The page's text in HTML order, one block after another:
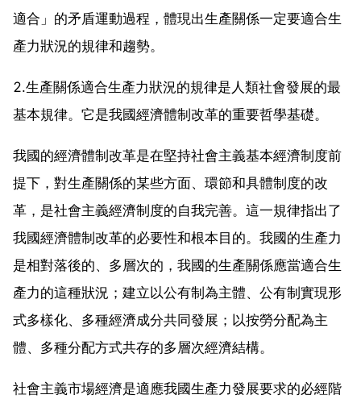
適合」的矛盾運動過程，體現出生產關係一定要適合生
產力狀況的規律和趨勢。
2.生產關係適合生產力狀況的規律是人類社會發展的最
基本規律。它是我國經濟體制改革的重要哲學基礎。
我國的經濟體制改革是在堅持社會主義基本經濟制度前
提下，對生產關係的某些方面、環節和具體制度的改
革，是社會主義經濟制度的自我完善。這一規律指出了
我國經濟體制改革的必要性和根本目的。我國的生產力
是相對落後的、多層次的，我國的生產關係應當適合生
產力的這種狀況；建立以公有制為主體、公有制實現形
式多樣化、多種經濟成分共同發展；以按勞分配為主
體、多種分配方式共存的多層次經濟結構。
社會主義市場經濟是適應我國生產力發展要求的必經階